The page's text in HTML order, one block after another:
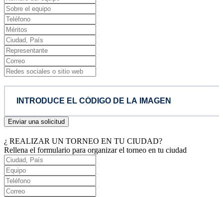
Enviar una solicitud
¿ REALIZAR UN TORNEO EN TU CIUDAD?
Rellena el formulario para organizar el torneo en tu ciudad